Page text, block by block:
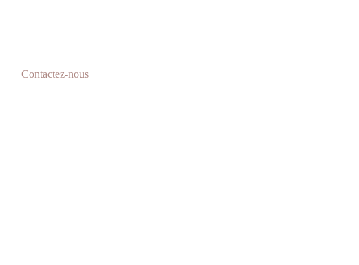
Contactez-nous